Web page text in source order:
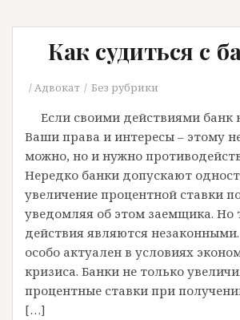
Как судиться с
Адвокат Без рубрики
Если своими действиями банк
Ваши права и интересы – этому
можно, но и нужно
Нередко банки допускают
увеличение процентной ставки
уведомляя об этом заемщика. Но
действия являются
особо актуален в условиях
кризиса. Банки не только
процентные ставки при
[…]